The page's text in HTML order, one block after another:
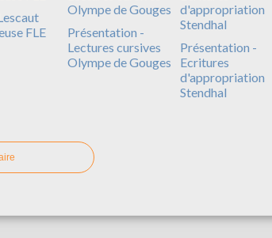
FLE
Présentation -
Lectures cursives
Olympe de Gouges
Présentation -
Ecritures
d'appropriation
Stendhal